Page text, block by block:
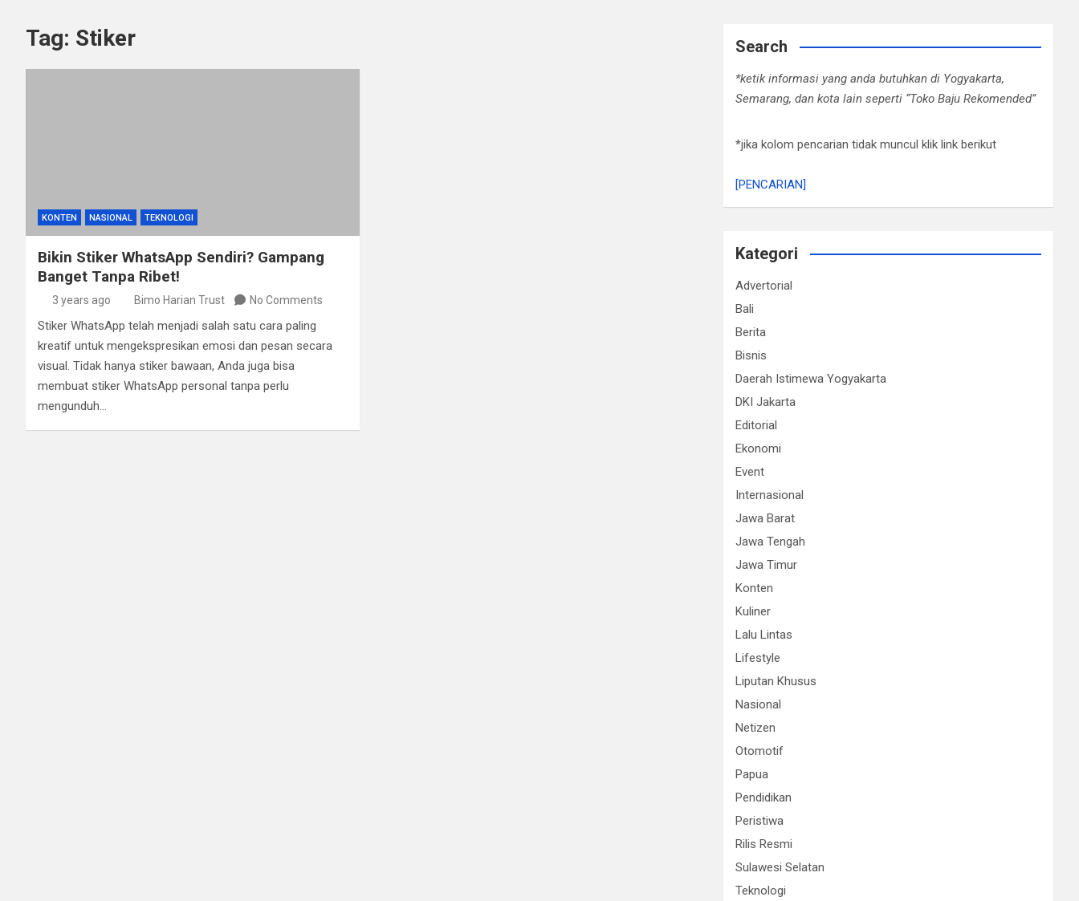
Tag: Stiker
KONTEN NASIONAL TEKNOLOGI
Bikin Stiker WhatsApp Sendiri? Gampang
Banget Tanpa Ribet!
3 years ago Bimo Harian Trust No Comments
Stiker WhatsApp telah menjadi salah satu cara paling
kreatif untuk mengekspresikan emosi dan pesan secara
visual. Tidak hanya stiker bawaan, Anda juga bisa
membuat stiker WhatsApp personal tanpa perlu
mengunduh…
Search
*ketik informasi yang anda butuhkan di Yogyakarta,
Semarang, dan kota lain seperti “Toko Baju Rekomended”
*jika kolom pencarian tidak muncul klik link berikut
[PENCARIAN]
Kategori
Advertorial
Bali
Berita
Bisnis
Daerah Istimewa Yogyakarta
DKI Jakarta
Editorial
Ekonomi
Event
Internasional
Jawa Barat
Jawa Tengah
Jawa Timur
Konten
Kuliner
Lalu Lintas
Lifestyle
Liputan Khusus
Nasional
Netizen
Otomotif
Papua
Pendidikan
Peristiwa
Rilis Resmi
Sulawesi Selatan
Teknologi